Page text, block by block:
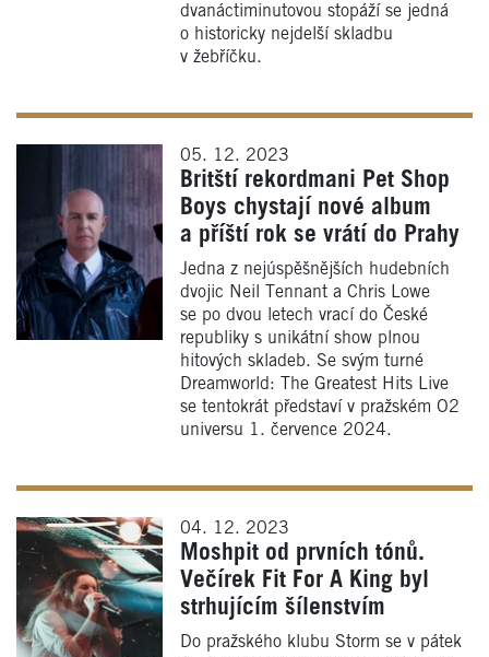
dvanáctiminutovou stopáží se jedná
o historicky nejdelší skladbu
v žebříčku.
05. 12. 2023
Britští rekordmani Pet Shop
Boys chystají nové album
a příští rok se vrátí do Prahy
Jedna z nejúspěšnějších hudebních
dvojic Neil Tennant a Chris Lowe
se po dvou letech vrací do České
republiky s unikátní show plnou
hitových skladeb. Se svým turné
Dreamworld: The Greatest Hits Live
se tentokrát představí v pražském O2
universu 1. července 2024.
04. 12. 2023
Moshpit od prvních tónů.
Večírek Fit For A King byl
strhujícím šílenstvím
Do pražského klubu Storm se v pátek